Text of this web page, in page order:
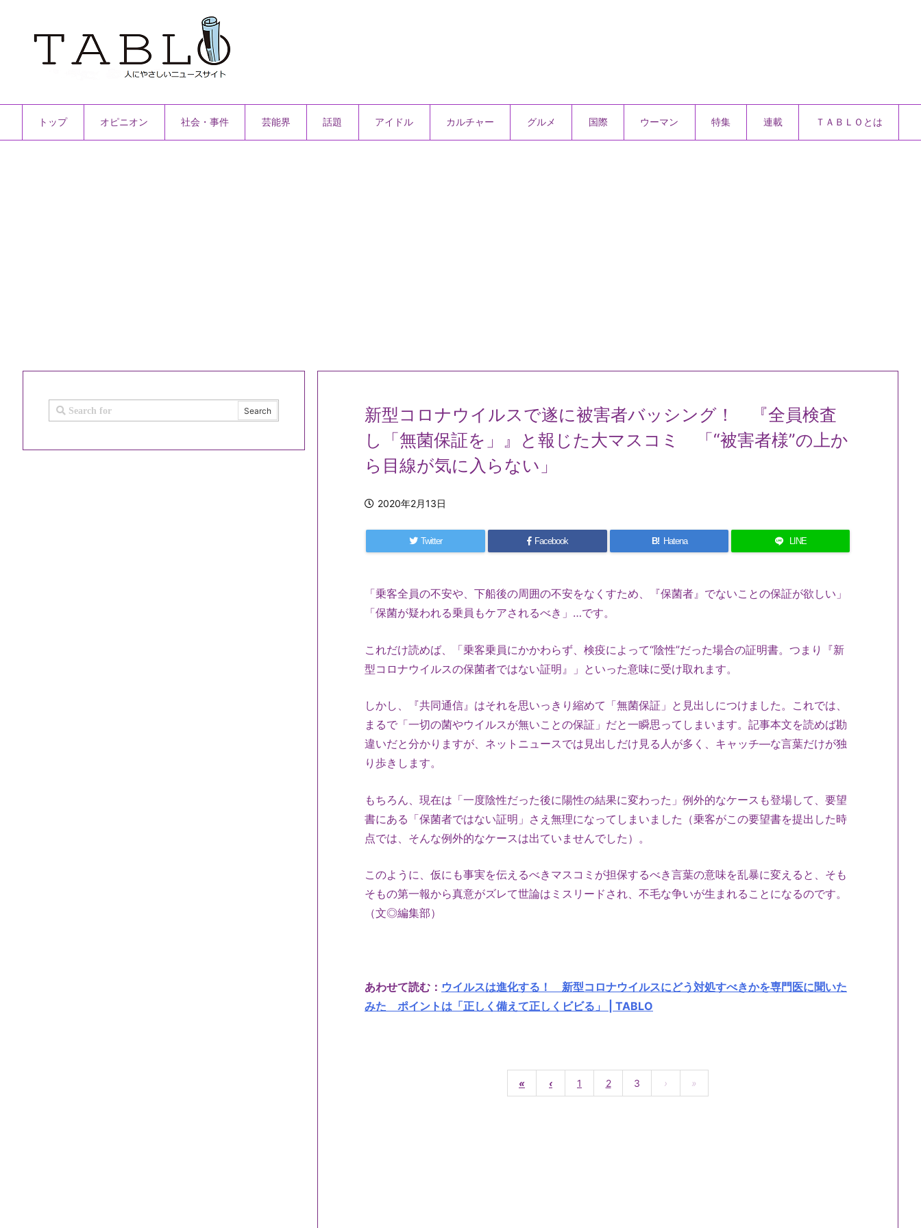
トップ オピニオン 社会・事件 芸能界 話題 アイドル カルチャー グルメ 国際 ウーマン 特集 連載 ＴＡＢＬＯとは
新型コロナウイルスで遂に被害者バッシング！ 『全員検査
し「無菌保証を」』と報じた大マスコミ 「“被害者様”の上か
ら目線が気に入らない」
2020年2月13日
Twitter Facebook B! Hatena LINE
「乗客全員の不安や、下船後の周囲の不安をなくすため、『保菌者』でないことの保証が欲しい」
「保菌が疑われる乗員もケアされるべき」…です。
これだけ読めば、「乗客乗員にかかわらず、検疫によって“陰性”だった場合の証明書。つまり『新
型コロナウイルスの保菌者ではない証明』」といった意味に受け取れます。
しかし、『共同通信』はそれを思いっきり縮めて「無菌保証」と見出しにつけました。これでは、
まるで「一切の菌やウイルスが無いことの保証」だと一瞬思ってしまいます。記事本文を読めば勘
違いだと分かりますが、ネットニュースでは見出しだけ見る人が多く、キャッチ―な言葉だけが独
り歩きします。
もちろん、現在は「一度陰性だった後に陽性の結果に変わった」例外的なケースも登場して、要望
書にある「保菌者ではない証明」さえ無理になってしまいました（乗客がこの要望書を提出した時
点では、そんな例外的なケースは出ていませんでした）。
このように、仮にも事実を伝えるべきマスコミが担保するべき言葉の意味を乱暴に変えると、そも
そもの第一報から真意がズレて世論はミスリードされ、不毛な争いが生まれることになるのです。
（文◎編集部）
あわせて読む： ウイルスは進化する！ 新型コロナウイルスにどう対処すべきかを専門医に聞いた
みた ポイントは「正しく備えて正しくビビる」 | TABLO
« ‹ 1 2 3 › »